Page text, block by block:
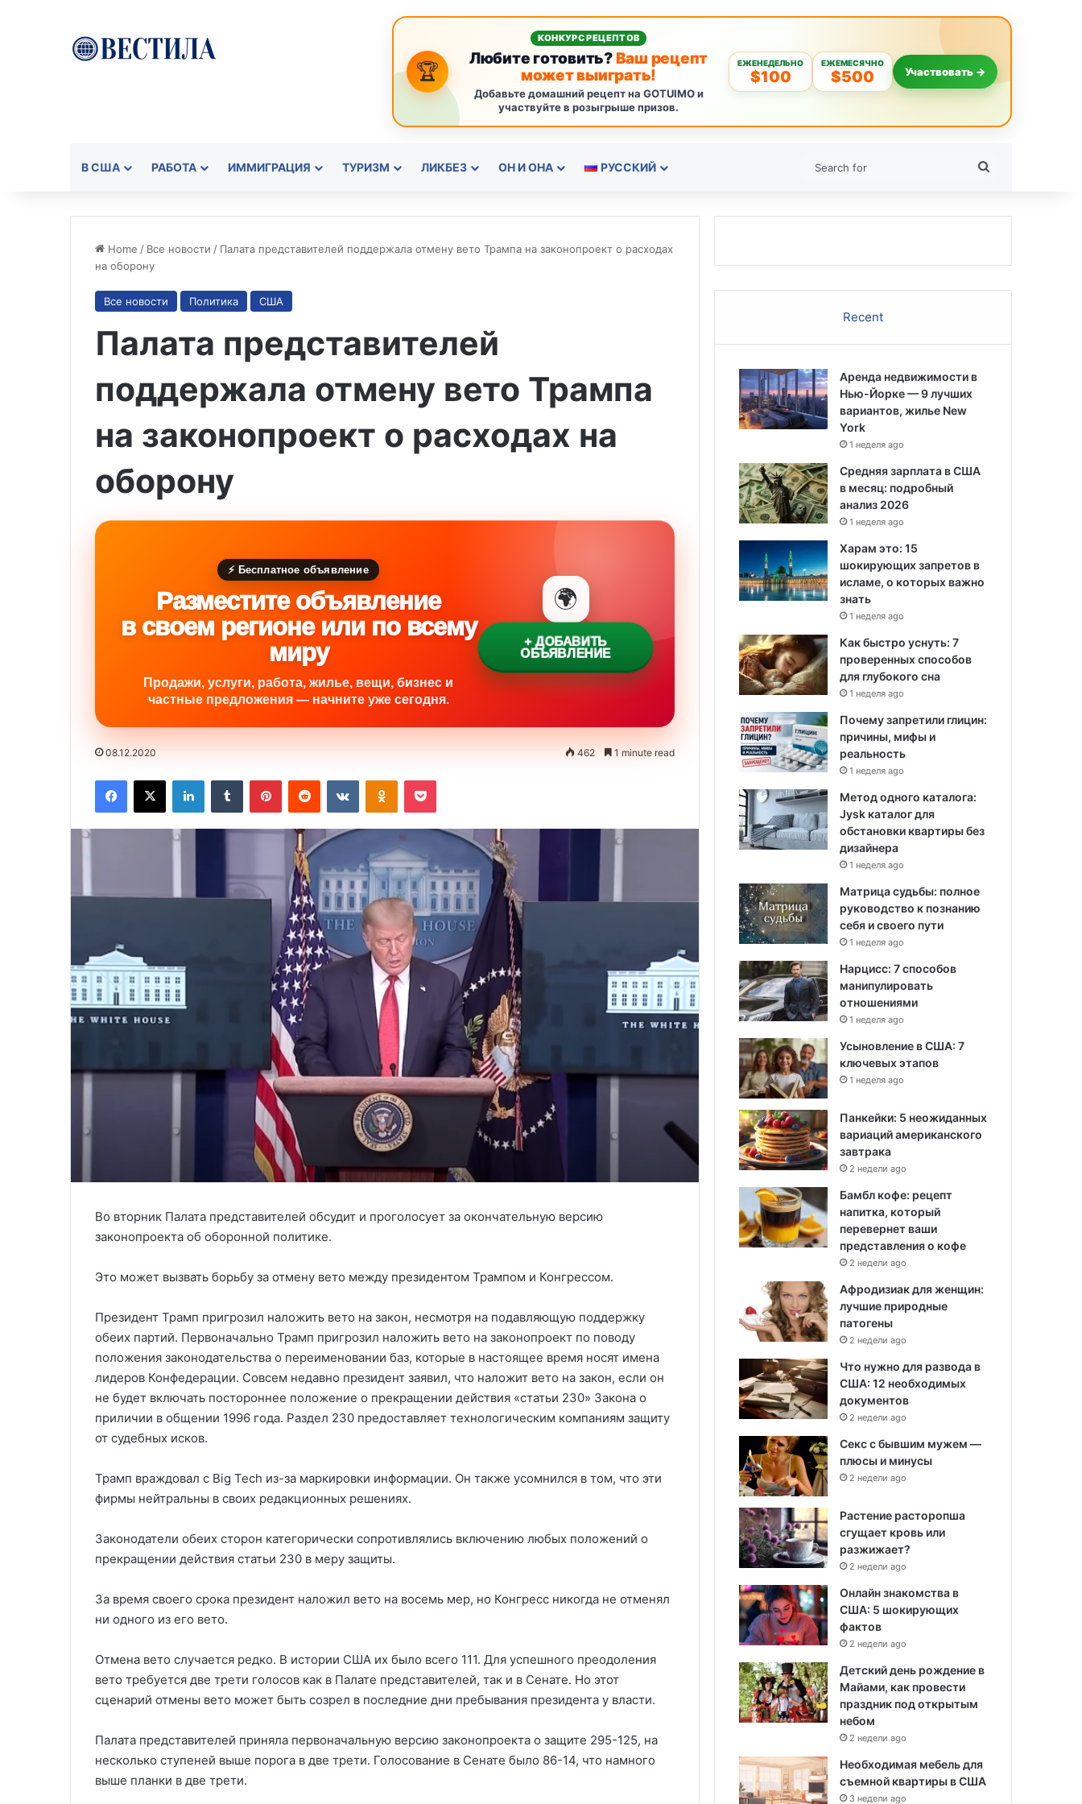
🏆
КОНКУРС РЕЦЕПТОВ
Любите готовить?Ваш рецепт
может выиграть!
Добавьте домашний рецепт на GOTUIMO и
участвуйте в розыгрыше призов.
ЕЖЕНЕДЕЛЬНО
$100
ЕЖЕМЕСЯЧНО
$500 Участвовать →
В США РАБОТА ИММИГРАЦИЯ ТУРИЗМ ЛИКБЕЗ ОН И ОНА РУССКИЙ
Home / Все новости / Палата представителей поддержала отмену вето Трампа на законопроект о расходах
на оборону
Все новости Политика США
Палата представителей
поддержала отмену вето Трампа
на законопроект о расходах на
оборону
⚡ Бесплатное объявление
Разместите объявление
в своем регионе или по всему
миру
Продажи, услуги, работа, жилье, вещи, бизнес и
частные предложения — начните уже сегодня.
🌍
+ ДОБАВИТЬ
ОБЪЯВЛЕНИЕ
08.12.2020 462 1 minute read
Во вторник Палата представителей обсудит и проголосует за окончательную версию
законопроекта об оборонной политике.
Это может вызвать борьбу за отмену вето между президентом Трампом и Конгрессом.
Президент Трамп пригрозил наложить вето на закон, несмотря на подавляющую поддержку
обеих партий. Первоначально Трамп пригрозил наложить вето на законопроект по поводу
положения законодательства о переименовании баз, которые в настоящее время носят имена
лидеров Конфедерации. Совсем недавно президент заявил, что наложит вето на закон, если он
не будет включать постороннее положение о прекращении действия «статьи 230» Закона о
приличии в общении 1996 года. Раздел 230 предоставляет технологическим компаниям защиту
от судебных исков.
Трамп враждовал с Big Tech из-за маркировки информации. Он также усомнился в том, что эти
фирмы нейтральны в своих редакционных решениях.
Законодатели обеих сторон категорически сопротивлялись включению любых положений о
прекращении действия статьи 230 в меру защиты.
За время своего срока президент наложил вето на восемь мер, но Конгресс никогда не отменял
ни одного из его вето.
Отмена вето случается редко. В истории США их было всего 111. Для успешного преодоления
вето требуется две трети голосов как в Палате представителей, так и в Сенате. Но этот
сценарий отмены вето может быть созрел в последние дни пребывания президента у власти.
Палата представителей приняла первоначальную версию законопроекта о защите 295-125, на
несколько ступеней выше порога в две трети. Голосование в Сенате было 86-14, что намного
выше планки в две трети.
Recent
Аренда недвижимости в
Нью-Йорке — 9 лучших
вариантов, жилье New
York
1 неделя ago
Средняя зарплата в США
в месяц: подробный
анализ 2026
1 неделя ago
Харам это: 15
шокирующих запретов в
исламе, о которых важно
знать
1 неделя ago
Как быстро уснуть: 7
проверенных способов
для глубокого сна
1 неделя ago
Почему запретили глицин:
причины, мифы и
реальность
1 неделя ago
Метод одного каталога:
Jysk каталог для
обстановки квартиры без
дизайнера
1 неделя ago
Матрица судьбы: полное
руководство к познанию
себя и своего пути
1 неделя ago
Нарцисс: 7 способов
манипулировать
отношениями
1 неделя ago
Усыновление в США: 7
ключевых этапов
1 неделя ago
Панкейки: 5 неожиданных
вариаций американского
завтрака
2 недели ago
Бамбл кофе: рецепт
напитка, который
перевернет ваши
представления о кофе
2 недели ago
Афродизиак для женщин:
лучшие природные
патогены
2 недели ago
Что нужно для развода в
США: 12 необходимых
документов
2 недели ago
Секс с бывшим мужем —
плюсы и минусы
2 недели ago
Растение расторопша
сгущает кровь или
разжижает?
2 недели ago
Онлайн знакомства в
США: 5 шокирующих
фактов
2 недели ago
Детский день рождение в
Майами, как провести
праздник под открытым
небом
2 недели ago
Необходимая мебель для
съемной квартиры в США
3 недели ago